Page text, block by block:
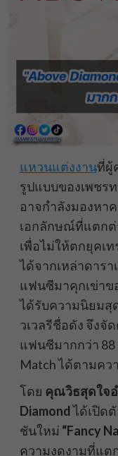
แหวนแต่งงานที่ผู้
รูปแบบของเพชร
อาจกำลังมองหา
เอกลักษณ์ที่แตก
เพื่อไม่ให้ตกยุคเ
ได้จากเหล่าดาร
แฟนซีมาคุกเข่าข
ได้รับความนิยมสุ
วเวลรีชื่อดัง จึงจั
แฟนซีมากกว่า 88
Match ได้ตามคว
โดย คุณวิธสุดใจ
Diamondได้เปิด
ชันใหม่ “Fancy
ความงดงามที่แต